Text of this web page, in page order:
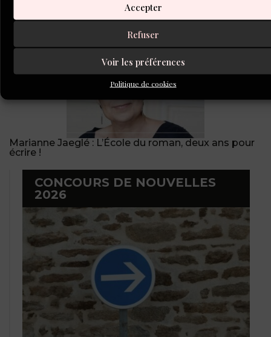
Accepter
Refuser
Voir les préférences
Politique de cookies
La fabrique d’écriture : rencontre avec Maryline
Marianne Jaeglé : L’École du roman, deux ans pour
écrire !
CONCOURS DE NOUVELLES
2026